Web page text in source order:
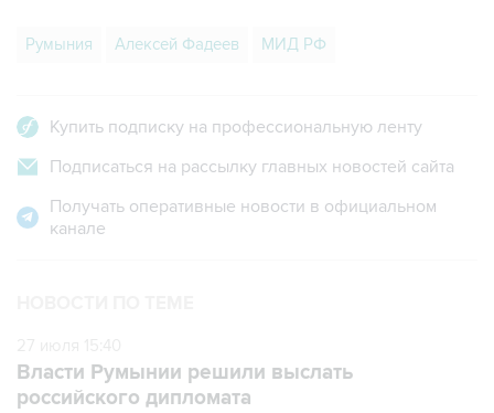
Румыния Алексей Фадеев МИД РФ
Купить подписку на профессиональную ленту
Подписаться на рассылку главных новостей сайта
Получать оперативные новости в официальном
канале
Власти Румынии решили выслать
российского дипломата